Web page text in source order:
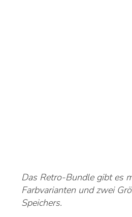
Das Retro-Bundle gibt es
Farbvarianten und zwei
Speichers.